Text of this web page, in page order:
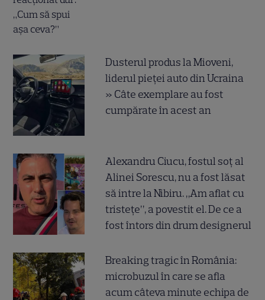
Dusterul produs la Mioveni,
liderul pieței auto din Ucraina
» Câte exemplare au fost
cumpărate în acest an
Alexandru Ciucu, fostul soț al
Alinei Sorescu, nu a fost lăsat
să intre la Nibiru. „Am aflat cu
tristețe”, a povestit el. De ce a
fost întors din drum designerul
Breaking tragic în România:
microbuzul în care se afla
acum câteva minute echipa de